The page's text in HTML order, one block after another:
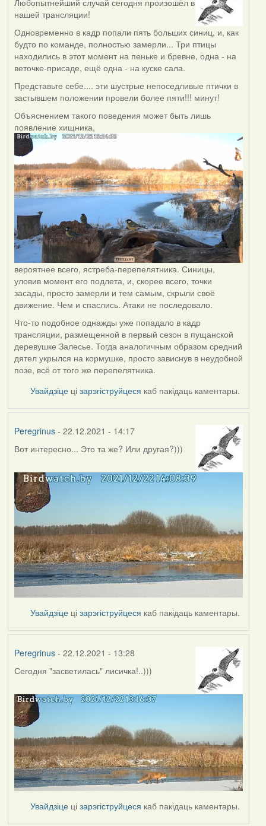
нашей трансляции!
Одновременно в кадр попали пять больших синиц, и, как
будто по команде, полностью замерли... Три птицы
находились в этот момент на пеньке и бревне, одна - на
веточке-присаде, ещё одна - на куске сала.
Представьте себе.... эти шустрые непоседливые птички в
застывшем положении провели более пяти!!! минут!
Объяснением такого поведения может быть лишь
появление хищника,
вероятнее всего, ястреба-перепелятника. Синицы,
уловив момент его подлета, и, скорее всего, точки
засады, просто замерли и тем самым, скрыли своё
движение. Чем и спаслись. Атаки не последовало.
Что-то подобное однажды уже попадало в кадр
трансляции, размещенной в первый сезон в пущанской
деревушке Залесье. Тогда аналогичным образом средний
дятел укрылся на кормушке, просто зависнув в неудобной
позе, всё от того же перепелятника.
Увайдзіце цізарэгіструйцеся каб пакідаць каментары.
Peregrinus- 22.12.2021 - 14:17
Вот интересно... Это та же? Или другая?)))
Увайдзіце цізарэгіструйцеся каб пакідаць каментары.
Peregrinus- 22.12.2021 - 13:28
Сегодня "засветилась" лисичка!..)))
Увайдзіце цізарэгіструйцеся каб пакідаць каментары.